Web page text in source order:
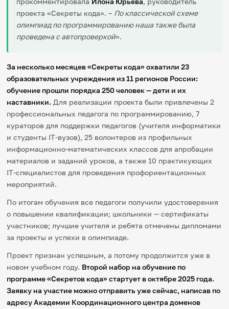
проекта «Секреты кода». – По классической схеме
олимпиад по программированию наша также была
проведена с автопроверкой».
За несколько месяцев «Секреты кода» охватили 23
образовательных учреждения из 11 регионов России:
обучение прошли порядка 250 человек — дети и их
наставники. Для реализации проекта были привлечены 2
профессиональных педагога по программированию, 7
кураторов для поддержки педагогов (учителя информатики
и студенты IT-вузов), 25 волонтеров из профильных
информационно-математических классов для апробации
материалов и заданий уроков, а также 10 практикующих
IT-специалистов для проведения профориентационных
мероприятий.
По итогам обучения все педагоги получили удостоверения
о повышении квалификации; школьники — сертификаты
участников; лучшие учителя и ребята отмечены дипломами
за проекты и успехи в олимпиаде.
Проект признан успешным, а потому продолжится уже в
новом учебном году. Второй набор на обучение по
программе «Секретов кода» стартует в октябре 2025 года.
Заявку на участие можно отправить уже сейчас, написав по
адресу Академии Координационного центра доменов